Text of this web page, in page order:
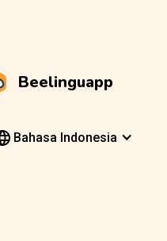
Beelinguapp
Bahasa Indonesia